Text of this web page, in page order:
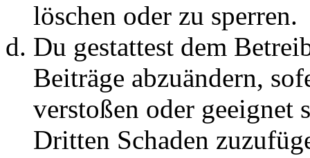
löschen oder zu sperren.
Du gestattest dem
Beiträge abzuändern,
verstoßen oder geeignet
Dritten Schaden